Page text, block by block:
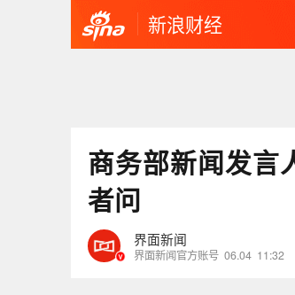
新浪财经
商务部新闻发言
者问
界面新闻
界面新闻官方账号 06.04 11:32